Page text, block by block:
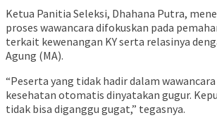
Ketua Panitia Seleksi, Dhahana Putra,
proses wawancara difokuskan pada
terkait kewenangan KY serta relasinya
Agung (MA).
“Peserta yang tidak hadir dalam
kesehatan otomatis dinyatakan gugur.
tidak bisa diganggu gugat,” tegasnya.